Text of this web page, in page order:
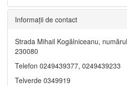
Informaţii de contact
Strada Mihail Kogălniceanu,
230080
Telefon 0249439377, 0249439233
Telverde 0349919